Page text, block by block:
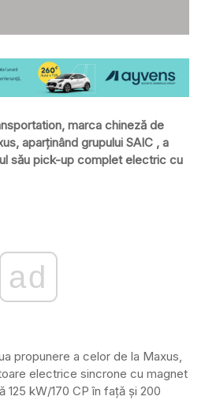
marca chineză de
aparținând grupului SAIC , a
său pick-up complet electric cu
ad
propunere a celor de la Maxus,
electrice sincrone cu magnet
kW/170 CP în față și 200